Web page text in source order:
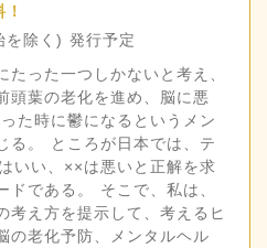
を除く) 発行予定
った一つしかないと考え、
頭葉の老化を進め、脳に悪
た時に鬱になるというメン
る。 ところが日本では、テ
いい、××は悪いと正解を求
ドである。 そこで、私は、
考え方を提示して、考えるヒ
の老化予防、メンタルヘル